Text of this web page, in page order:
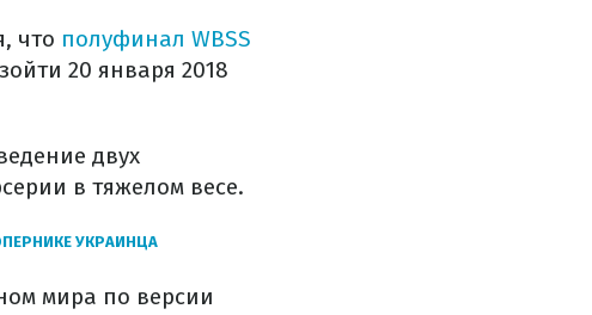
что полуфинал WBSS
20 января 2018
двух
в тяжелом весе.
УКРАИНЦА
мира по версии